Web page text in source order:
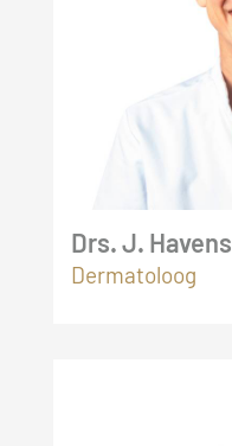
Drs. J. Havens
Dermatoloog